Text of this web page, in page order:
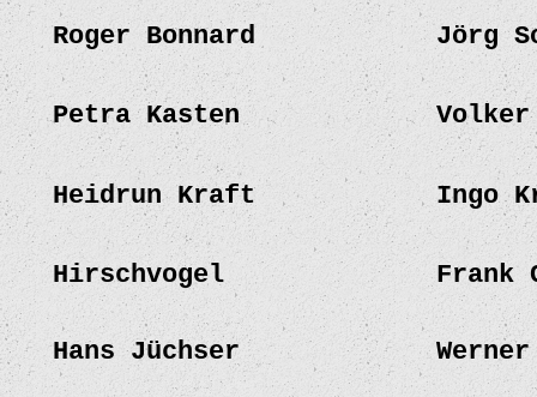
Roger Bonnard Jörg
Petra Kasten
Heidrun Kraft Ingo
Hirschvogel Frank
Hans Jüchser